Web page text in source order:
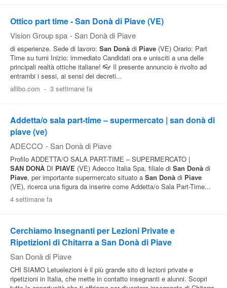
Ottico part time - San Donà di Piave (VE)
Vision Group spa - San Donà di Piave
di esperienze. Sede di lavoro: San Donà di Piave (VE) Orario: Part
Time su turni Inizio: immediato Candidati ora e unisciti a una delle
principali realtà ottiche italiane! 👓 Il presente annuncio è rivolto ad
entrambi i sessi, ai sensi dei decreti...
allibo.com - 3 settimane fa
Addetta/o sala part-time – supermercato | san donà di
piave (ve)
ADECCO - San Donà di Piave
Profilo ADDETTA/O SALA PART-TIME – SUPERMERCATO |
SAN DONÀ DI PIAVE (VE) Adecco Italia Spa, filiale di San Donà di
Piave, per importante supermercato situato a San Donà di Piave
(VE), ricerca una figura da inserire come Addetta/o Sala Part-Time...
4 settimane fa
Cerchiamo Insegnanti per Lezioni Private e
Ripetizioni di Chitarra a San Donà di Piave
San Donà di Piave
CHI SIAMO Letuelezioni è il più grande sito di lezioni private e
ripetizioni in Italia, che mette in contatto insegnanti e alunni. Scopri